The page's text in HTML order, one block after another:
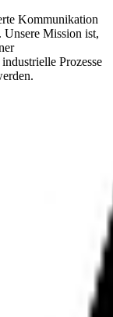
Kommunikation
Mission ist,
Prozesse